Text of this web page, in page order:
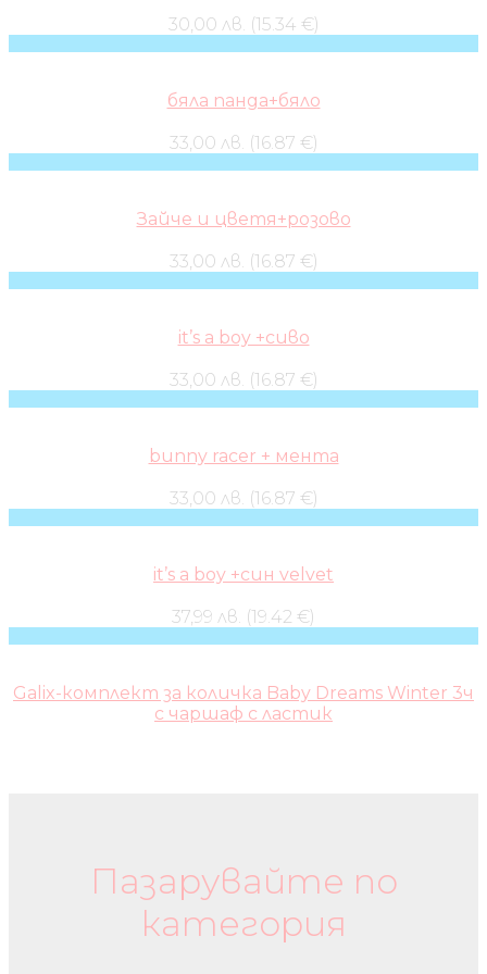
30,00 лв. (15.34 €)
бяла панда+бяло
33,00 лв. (16.87 €)
Зайче и цветя+розово
33,00 лв. (16.87 €)
it’s a boy +сиво
33,00 лв. (16.87 €)
bunny racer + мента
33,00 лв. (16.87 €)
it’s a boy +син velvet
37,99 лв. (19.42 €)
Galix-комплект за количка Baby Dreams Winter 3ч
с чаршаф с ластик
Пазарувайте по
категория